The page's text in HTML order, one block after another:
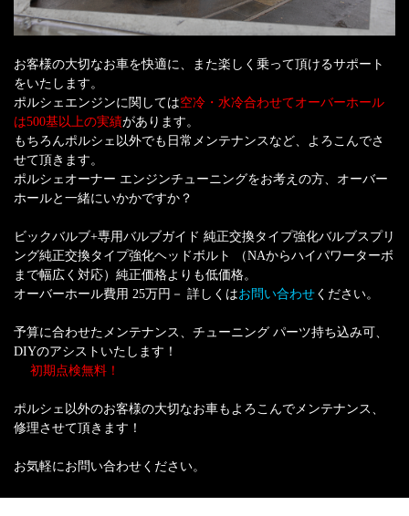
お客様の大切なお車を快適に、また楽しく乗って頂けるサポート
をいたします。
ポルシェエンジンに関しては空冷・水冷合わせてオーバーホール
は500基以上の実績があります。
もちろんポルシェ以外でも日常メンテナンスなど、よろこんでさ
せて頂きます。
ポルシェオーナー エンジンチューニングをお考えの方、オーバー
ホールと一緒にいかかですか？
ビックバルブ+専用バルブガイド 純正交換タイプ強化バルブスプリ
ング純正交換タイプ強化ヘッドボルト （NAからハイパワーターボ
まで幅広く対応）純正価格よりも低価格。
オーバーホール費用 25万円－ 詳しくはお問い合わせください。
予算に合わせたメンテナンス、チューニング パーツ持ち込み可、
DIYのアシストいたします！
初期点検無料！
ポルシェ以外のお客様の大切なお車もよろこんでメンテナンス、
修理させて頂きます！
お気軽にお問い合わせください。